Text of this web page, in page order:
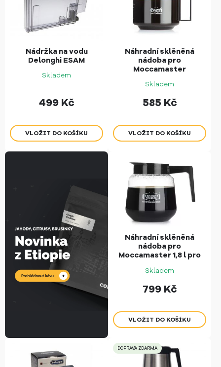
Nádržka na vodu
Delonghi ESAM
Skladem
499 Kč
Náhradní sklěněná
nádoba pro
Moccamaster
Skladem
585 Kč
Náhradní sklěněná
nádoba pro
Moccamaster 1,8 l pro
Skladem
799 Kč
DOPRAVA ZDARMA